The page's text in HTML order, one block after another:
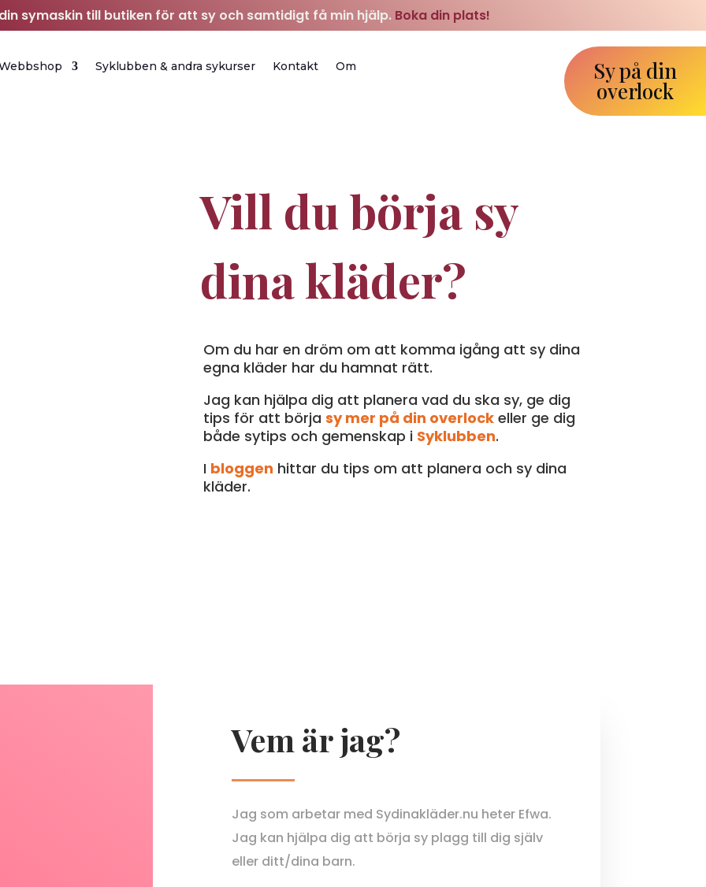
symaskin till butiken för att sy och samtidigt få min hjälp. Boka din plats!
Syklubben & andra sykurser Kontakt Om Sy på din
overlock
Vill du börja sy
dina kläder?
Om du har en dröm om att komma igång att sy dina
egna kläder har du hamnat rätt.
Jag kan hjälpa dig att planera vad du ska sy, ge dig
tips för att börja sy mer på din overlockeller ge dig
både sytips och gemenskap i Syklubben.
I bloggen hittar du tips om att planera och sy dina
kläder.
Vem är jag?
Jag som arbetar med Sydinakläder.nu heter Efwa.
Jag kan hjälpa dig att börja sy plagg till dig själv
eller ditt/dina barn.